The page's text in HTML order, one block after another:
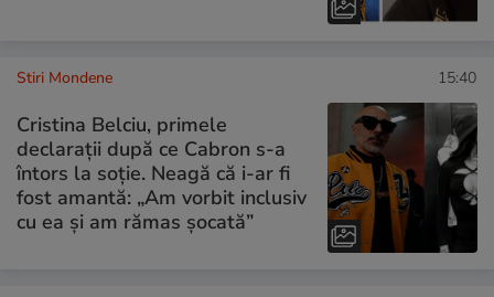
Stiri Mondene 15:40
Cristina Belciu, primele
declarații după ce Cabron s-a
întors la soție. Neagă că i-ar fi
fost amantă: „Am vorbit inclusiv
cu ea și am rămas șocată”